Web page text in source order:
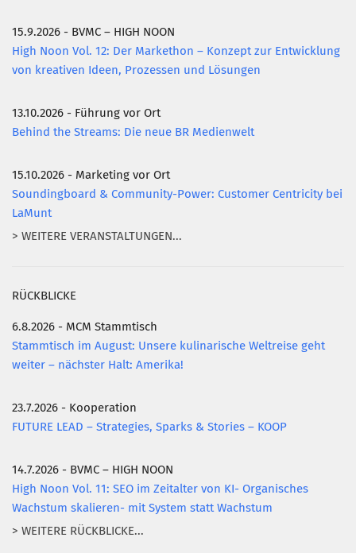
15.9.2026 - BVMC – HIGH NOON
High Noon Vol. 12: Der Markethon – Konzept zur Entwicklung
von kreativen Ideen, Prozessen und Lösungen
13.10.2026 - Führung vor Ort
Behind the Streams: Die neue BR Medienwelt
15.10.2026 - Marketing vor Ort
Soundingboard & Community-Power: Customer Centricity bei
LaMunt
> WEITERE VERANSTALTUNGEN...
RÜCKBLICKE
6.8.2026 - MCM Stammtisch
Stammtisch im August: Unsere kulinarische Weltreise geht
weiter – nächster Halt: Amerika!
23.7.2026 - Kooperation
FUTURE LEAD – Strategies, Sparks & Stories – KOOP
14.7.2026 - BVMC – HIGH NOON
High Noon Vol. 11: SEO im Zeitalter von KI- Organisches
Wachstum skalieren- mit System statt Wachstum
> WEITERE RÜCKBLICKE...